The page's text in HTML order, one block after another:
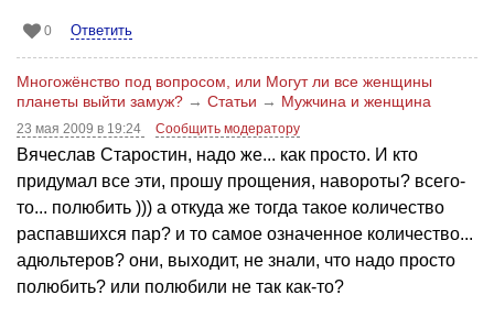
0 Ответить
Многожёнство под вопросом, или Могут ли все женщины
планеты выйти замуж? → Статьи → Мужчина и женщина
23 мая 2009 в 19:24 Сообщить модератору
Вячеслав Старостин, надо же... как просто. И кто
придумал все эти, прошу прощения, навороты? всего-
то... полюбить ))) а откуда же тогда такое количество
распавшихся пар? и то самое означенное количество...
адюльтеров? они, выходит, не знали, что надо просто
полюбить? или полюбили не так как-то?